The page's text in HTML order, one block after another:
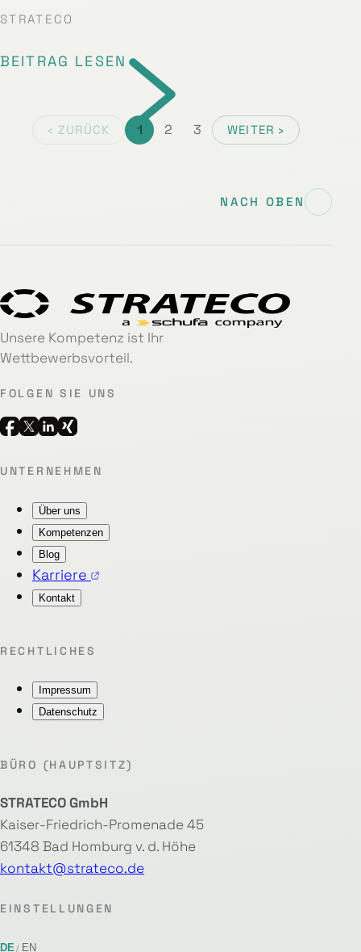
STRATECO
BEITRAG LESEN
‹ ZURÜCK 1 2 3 WEITER ›
NACH OBEN
Unsere Kompetenz ist Ihr
Wettbewerbsvorteil.
FOLGEN SIE UNS
UNTERNEHMEN
Über uns
Kompetenzen
Blog
Karriere
Kontakt
RECHTLICHES
Impressum
Datenschutz
BÜRO (HAUPTSITZ)
STRATECO GmbH
Kaiser-Friedrich-Promenade 45
61348 Bad Homburg v. d. Höhe
kontakt@strateco.de
EINSTELLUNGEN
DE EN